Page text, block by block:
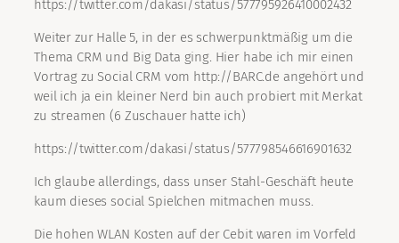
https://twitter.com/dakasi/status/577795926410002432
Weiter zur Halle 5, in der es schwerpunktmäßig um die
Thema CRM und Big Data ging. Hier habe ich mir einen
Vortrag zu Social CRM vom http://BARC.de angehört und
weil ich ja ein kleiner Nerd bin auch probiert mit Merkat
zu streamen (6 Zuschauer hatte ich)
https://twitter.com/dakasi/status/577798546616901632
Ich glaube allerdings, dass unser Stahl-Geschäft heute
kaum dieses social Spielchen mitmachen muss.
Die hohen WLAN Kosten auf der Cebit waren im Vorfeld